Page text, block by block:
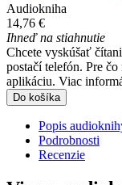
Audiokniha
14,76 €
Ihneď na stiahnutie
Chcete vyskúšať
postačí telefón. Pre
aplikáciu. Viac
Do košíka
Popis
Podrobnosti
Recenzie